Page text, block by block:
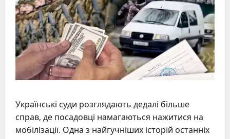
Українські суди розглядають дедалі більше
справ, де посадовці намагаються нажитися на
мобілізації. Одна з найгучніших історій останніх